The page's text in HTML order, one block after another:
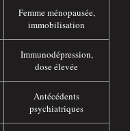
Femme ménopausée,
immobilisation
Immunodépression,
dose élevée
Antécédents
psychiatriques